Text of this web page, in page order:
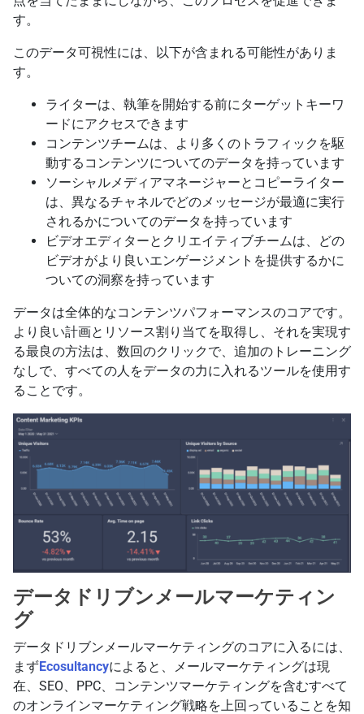
す。
このデータ可視性には、以下が含まれる可能性がありま
す。
ライターは、執筆を開始する前にターゲットキーワ
ードにアクセスできます
コンテンツチームは、より多くのトラフィックを駆
動するコンテンツについてのデータを持っています
ソーシャルメディアマネージャーとコピーライター
は、異なるチャネルでどのメッセージが最適に実行
されるかについてのデータを持っています
ビデオエディターとクリエイティブチームは、どの
ビデオがより良いエンゲージメントを提供するかに
ついての洞察を持っています
データは全体的なコンテンツパフォーマンスのコアです。
より良い計画とリソース割り当てを取得し、それを実現す
る最良の方法は、数回のクリックで、追加のトレーニング
なしで、すべての人をデータの力に入れるツールを使用す
ることです。
データドリブンメールマーケティン
グ
データドリブンメールマーケティングのコアに入るには、
まずEcosultancyによると、メールマーケティングは現
在、SEO、PPC、コンテンツマーケティングを含むすべて
のオンラインマーケティング戦略を上回っていることを知